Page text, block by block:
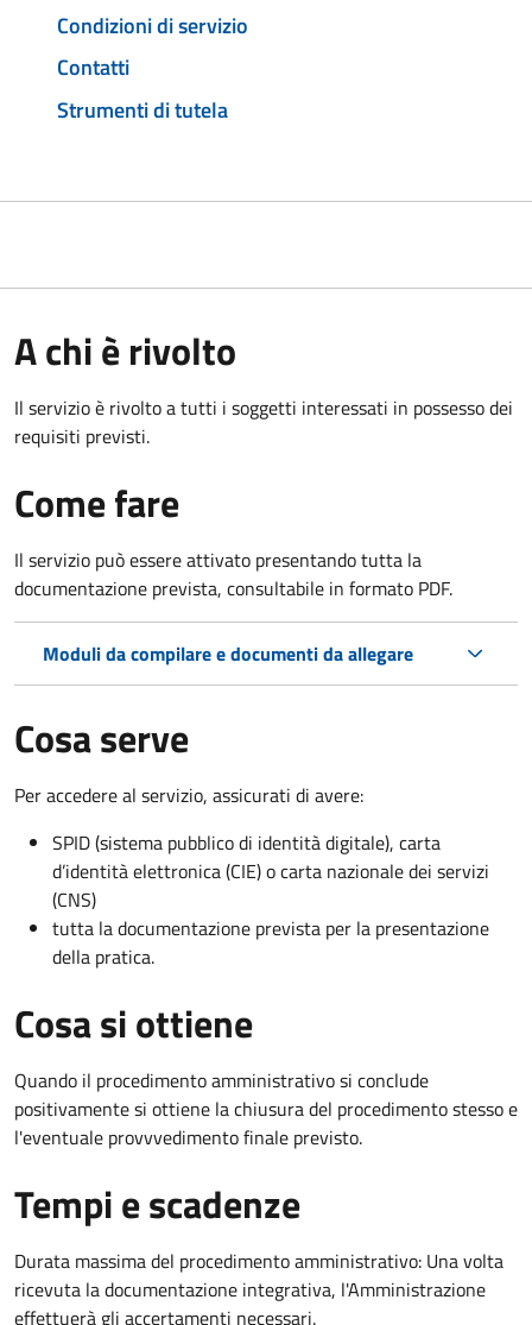
Condizioni di servizio
Contatti
Strumenti di tutela
A chi è rivolto
Il servizio è rivolto a tutti i soggetti interessati in possesso dei
requisiti previsti.
Come fare
Il servizio può essere attivato presentando tutta la
documentazione prevista, consultabile in formato PDF.
Moduli da compilare e documenti da allegare
Cosa serve
Per accedere al servizio, assicurati di avere:
SPID (sistema pubblico di identità digitale), carta
d’identità elettronica (CIE) o carta nazionale dei servizi
(CNS)
tutta la documentazione prevista per la presentazione
della pratica.
Cosa si ottiene
Quando il procedimento amministrativo si conclude
positivamente si ottiene la chiusura del procedimento stesso e
l'eventuale provvvedimento finale previsto.
Tempi e scadenze
Durata massima del procedimento amministrativo: Una volta
ricevuta la documentazione integrativa, l'Amministrazione
effettuerà gli accertamenti necessari.